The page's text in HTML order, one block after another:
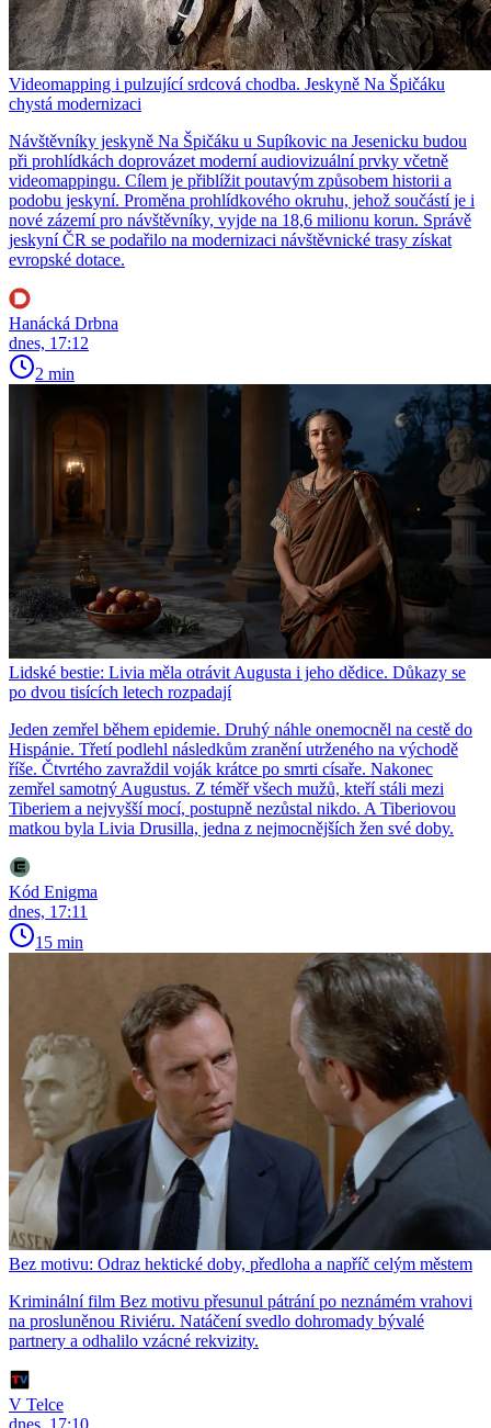
Videomapping i pulzující srdcová chodba. Jeskyně Na Špičáku
chystá modernizaci
Návštěvníky jeskyně Na Špičáku u Supíkovic na Jesenicku budou
při prohlídkách doprovázet moderní audiovizuální prvky včetně
videomappingu. Cílem je přiblížit poutavým způsobem historii a
podobu jeskyní. Proměna prohlídkového okruhu, jehož součástí je i
nové zázemí pro návštěvníky, vyjde na 18,6 milionu korun. Správě
jeskyní ČR se podařilo na modernizaci návštěvnické trasy získat
evropské dotace.
Hanácká Drbna
dnes, 17:12
2 min
Lidské bestie: Livia měla otrávit Augusta i jeho dědice. Důkazy se
po dvou tisících letech rozpadají
Jeden zemřel během epidemie. Druhý náhle onemocněl na cestě do
Hispánie. Třetí podlehl následkům zranění utrženého na východě
říše. Čtvrtého zavraždil voják krátce po smrti císaře. Nakonec
zemřel samotný Augustus. Z téměř všech mužů, kteří stáli mezi
Tiberiem a nejvyšší mocí, postupně nezůstal nikdo. A Tiberiovou
matkou byla Livia Drusilla, jedna z nejmocnějších žen své doby.
Kód Enigma
dnes, 17:11
15 min
Bez motivu: Odraz hektické doby, předloha a napříč celým městem
Kriminální film Bez motivu přesunul pátrání po neznámém vrahovi
na prosluněnou Riviéru. Natáčení svedlo dohromady bývalé
partnery a odhalilo vzácné rekvizity.
V Telce